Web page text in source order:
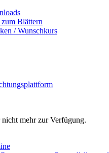
Blättern
/ Wunschkurs
mehr zur Verfügung.